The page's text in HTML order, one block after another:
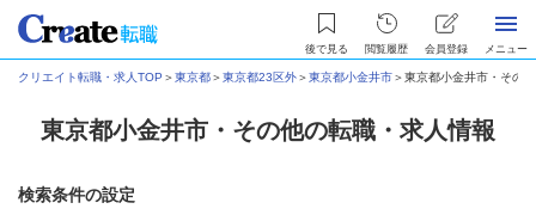
後で見る 閲覧履歴 会員登録 メニュー
クリエイト転職・求人TOP ＞東京都＞東京都23区外＞東京都小金井市＞東京都小金井市・その
東京都小金井市・その他の転職・求人情報
検索条件の設定